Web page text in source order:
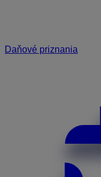
Daňové priznania